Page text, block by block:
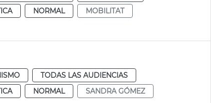
NORMAL
MOBILITAT
TODAS LAS AUDIENCIAS
NORMAL
SANDRA GÓMEZ